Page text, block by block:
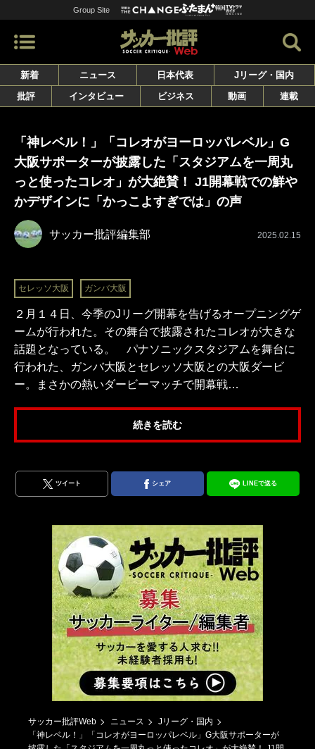
Group Site
新着 ニュース 日本代表
Jリーグ・国内
批評
インタビュー ビジネス 動画 連載
「神レベル！」「コレオがヨーロッパレベル」G
大阪サポーターが披露した「スタジアムを一周丸
っと使ったコレオ」が大絶賛！ J1開幕戦での鮮や
かデザインに「かっこよすぎでは」の声
サッカー批評編集部 2025.02.15
セレッソ大阪 ガンバ大阪
２月１４日、今季のJリーグ開幕を告げるオープニングゲ
ームが行われた。その舞台で披露されたコレオが大きな
話題となっている。 パナソニックスタジアムを舞台に
行われた、ガンバ大阪とセレッソ大阪との大阪ダービ
ー。まさかの熱いダービーマッチで開幕戦…
続きを読む
ツイート シェア LINEで送る
サッカー批評Web ニュース
Jリーグ・国内
「神レベル！」「コレオがヨーロッパレベル」G大阪サポーターが